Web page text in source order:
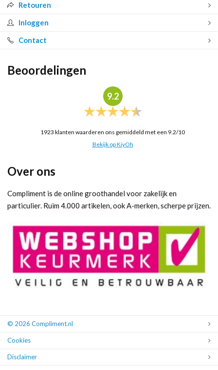
Retouren
Inloggen
Contact
Beoordelingen
9.2
1923 klanten waarderen ons gemiddeld met een 9.2/10
Bekijk op KiyOh
Over ons
Compliment is de online groothandel voor zakelijk en
particulier. Ruim 4.000 artikelen, ook A-merken, scherpe prijzen.
© 2026 Compliment.nl
Cookies
Disclaimer